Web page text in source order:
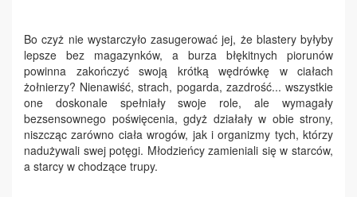
Bo czyż nie wystarczyło zasugerować jej, że blastery byłyby
lepsze bez magazynków, a burza błękitnych piorunów
powinna zakończyć swoją krótką wędrówkę w ciałach
żołnierzy? Nienawiść, strach, pogarda, zazdrość... wszystkie
one doskonale spełniały swoje role, ale wymagały
bezsensownego poświęcenia, gdyż działały w obie strony,
niszcząc zarówno ciała wrogów, jak i organizmy tych, którzy
nadużywali swej potęgi. Młodzieńcy zamieniali się w starców,
a starcy w chodzące trupy.